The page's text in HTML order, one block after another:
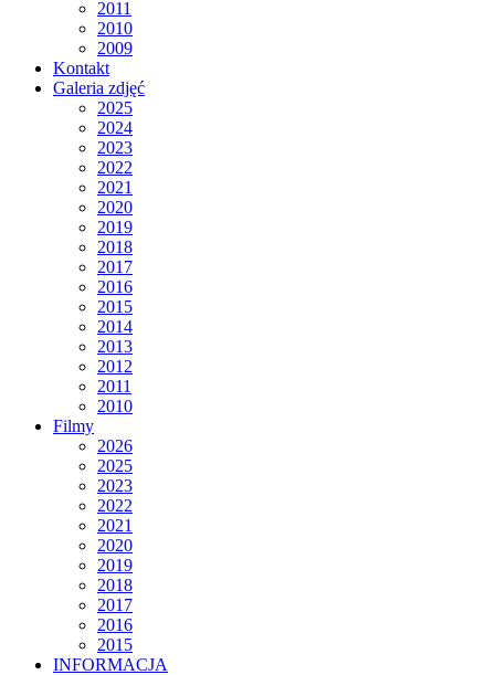
2011
2010
2009
Kontakt
Galeria zdjęć
2025
2024
2023
2022
2021
2020
2019
2018
2017
2016
2015
2014
2013
2012
2011
2010
Filmy
2026
2025
2023
2022
2021
2020
2019
2018
2017
2016
2015
INFORMACJA